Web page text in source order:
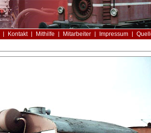
Kontakt Mithilfe Mitarbeiter Impressum